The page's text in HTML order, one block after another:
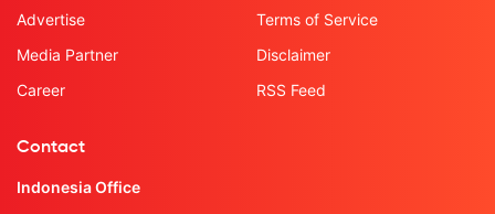
Advertise
Media Partner
Career
Terms of Service
Disclaimer
RSS Feed
Contact
Indonesia Office